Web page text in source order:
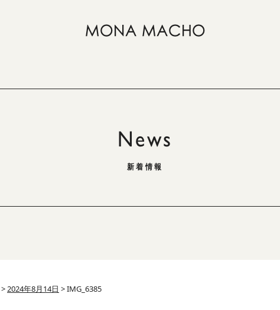
News
新着情報
>2024年8月14日 >IMG_6385